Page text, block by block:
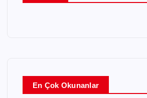
En Çok Okunanlar